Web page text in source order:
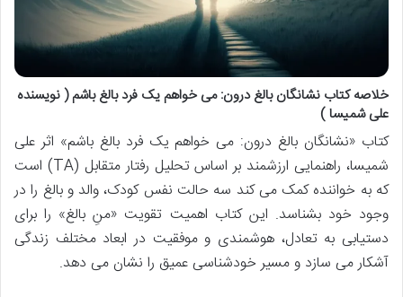
خلاصه کتاب نشانگان بالغ درون: می خواهم یک فرد بالغ باشم ( نویسنده
علی شمیسا )
کتاب «نشانگان بالغ درون: می خواهم یک فرد بالغ باشم» اثر علی
شمیسا، راهنمایی ارزشمند بر اساس تحلیل رفتار متقابل (TA) است
که به خواننده کمک می کند سه حالت نفس کودک، والد و بالغ را در
وجود خود بشناسد. این کتاب اهمیت تقویت «منِ بالغ» را برای
دستیابی به تعادل، هوشمندی و موفقیت در ابعاد مختلف زندگی
آشکار می سازد و مسیر خودشناسی عمیق را نشان می دهد.